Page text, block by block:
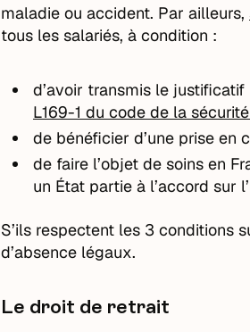
maladie ou accident. Par ailleurs,
tous les salariés, à condition :
d’avoir transmis le
L169-1 du code de la
de bénéficier d’une prise en
de faire l’objet de soins en
un État partie à l’accord sur
S’ils respectent les 3 conditions
d’absence légaux.
Le droit de retrait